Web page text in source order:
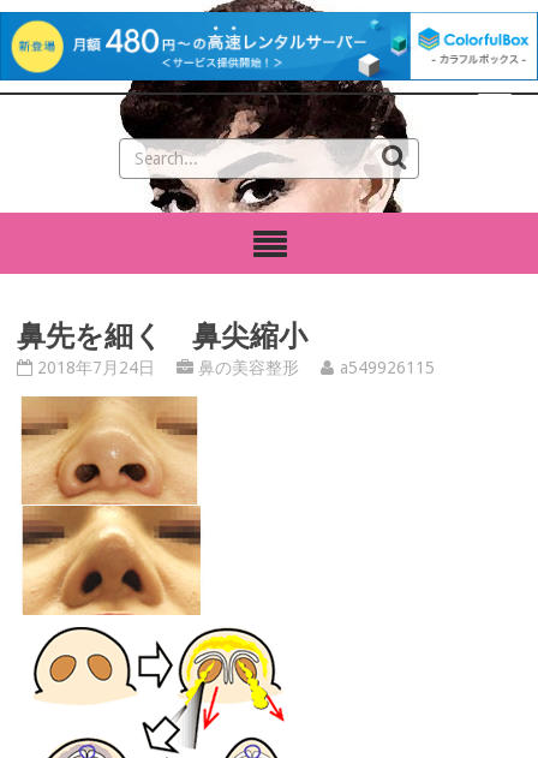
鼻先を細く 鼻尖縮小
2018年7月24日 鼻の美容整形 a549926115